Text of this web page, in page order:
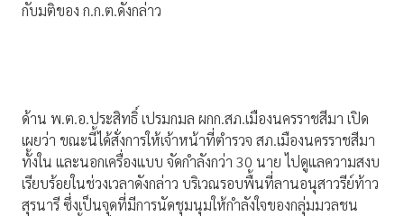
กับมติของ ก.ก.ต.ดังกล่าว
ด้าน พ.ต.อ.ประสิทธิ์ เปรมกมล ผกก.สภ.เมืองนครราชสีมา เปิด
เผยว่า ขณะนี้ได้สั่งการให้เจ้าหน้าที่ตำรวจ สภ.เมืองนครราชสีมา
ทั้งใน และนอกเครื่องแบบ จัดกำลังกว่า 30 นาย ไปดูแลความสงบ
เรียบร้อยในช่วงเวลาดังกล่าว บริเวณรอบพื้นที่ลานอนุสาวรีย์ท้าว
สุรนารี ซึ่งเป็นจุดที่มีการนัดชุมนุมให้กำลังใจของกลุ่มมวลชน